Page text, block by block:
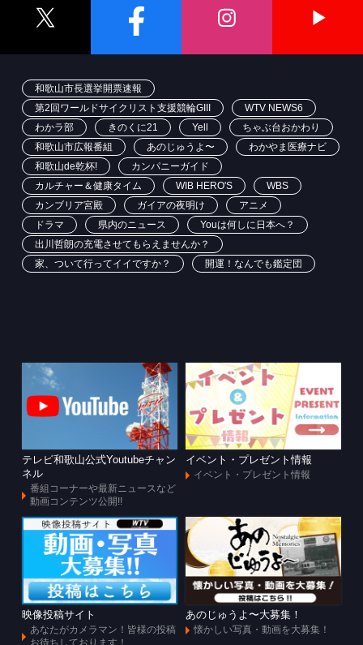
和歌山市長選挙開票速報
第2回ワールドサイクリスト支援競輪GIII
WTV NEWS6
わかラ部
きのくに21 Yell
ちゃぶ台おかわり
和歌山市広報番組
あのじゅうよ〜
わかやま医療ナビ
和歌山de乾杯!
カンパニーガイド
カルチャー＆健康タイム
WIB HERO'S
WBS
カンブリア宮殿
ガイアの夜明け
アニメ
ドラマ
県内のニュース
Youは何しに日本へ？
出川哲朗の充電させてもらえませんか？
家、ついて行ってイイですか？
開運！なんでも鑑定団
テレビ和歌山公式Youtubeチャン
ネル
番組コーナーや最新ニュースなど
動画コンテンツ公開!!
イベント・プレゼント情報
イベント・プレゼント情報
映像投稿サイト
あなたがカメラマン！皆様の投稿
お待ちしております！
あのじゅうよ〜大募集！
懐かしい写真・動画を大募集！